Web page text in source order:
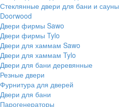
Стеклянные двери для бани и сауны
Doorwood
Двери фирмы Sawo
Двери фирмы Tylo
Двери для хаммам Sawo
Двери для хаммам Tylo
Двери для бани деревянные
Резные двери
Фурнитура для дверей
Двери для бани
Парогенераторы